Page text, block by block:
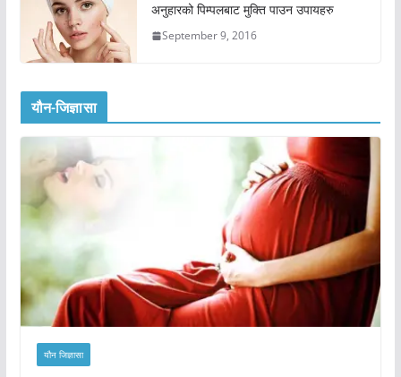
अनुहारको पिम्पलबाट मुक्ति पाउन उपायहरु
September 9, 2016
यौन-जिज्ञासा
यौन जिज्ञासा